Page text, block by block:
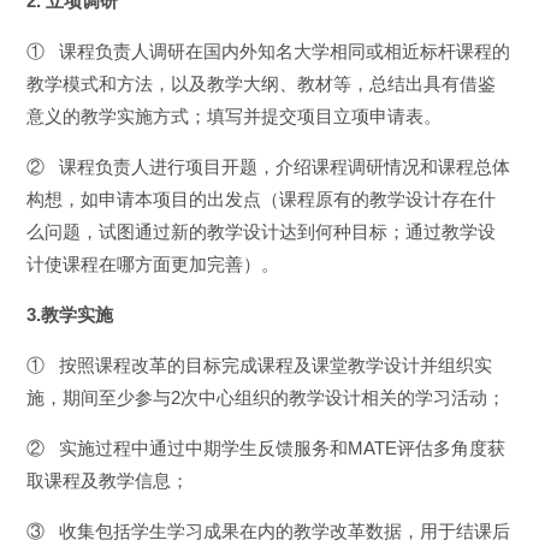
① 课程负责人调研在国内外知名大学相同或相近标杆课程的
教学模式和方法，以及教学大纲、教材等，总结出具有借鉴
意义的教学实施方式；填写并提交项目立项申请表。
② 课程负责人进行项目开题，介绍课程调研情况和课程总体
构想，如申请本项目的出发点（课程原有的教学设计存在什
么问题，试图通过新的教学设计达到何种目标；通过教学设
计使课程在哪方面更加完善）。
3.教学实施
① 按照课程改革的目标完成课程及课堂教学设计并组织实
施，期间至少参与2次中心组织的教学设计相关的学习活动；
② 实施过程中通过中期学生反馈服务和MATE评估多角度获
取课程及教学信息；
③ 收集包括学生学习成果在内的教学改革数据，用于结课后